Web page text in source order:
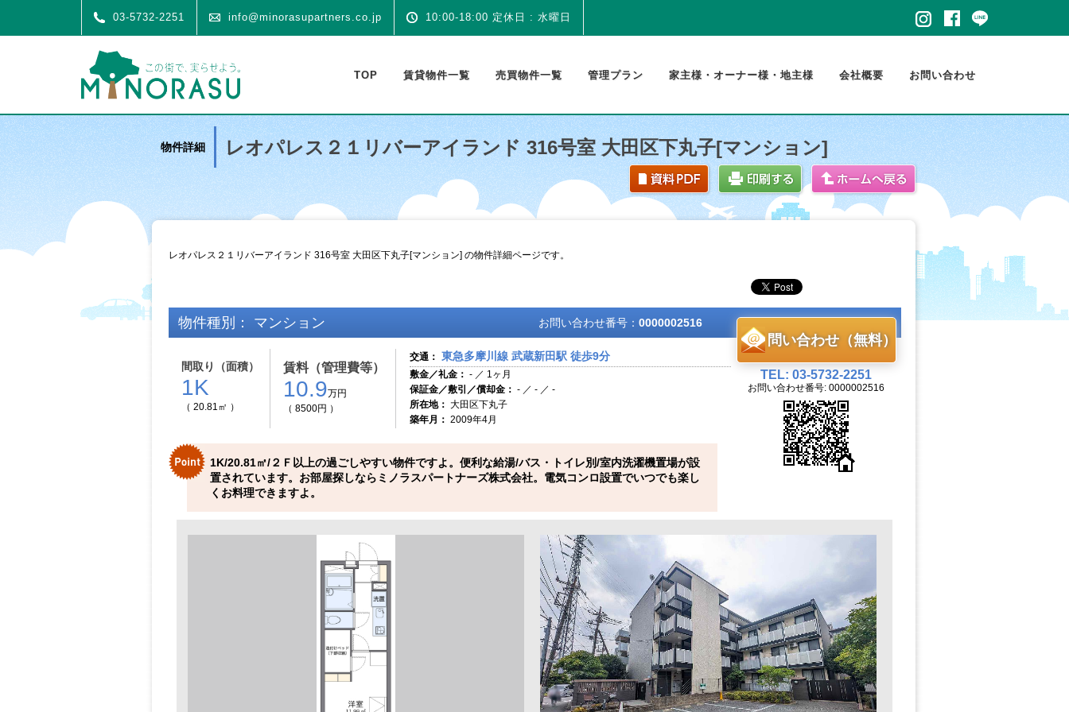
03-5732-2251 info@minorasupartners.co.jp 10:00-18:00 定休日 : 水曜日
TOP 賃貸物件一覧 売買物件一覧 管理プラン 家主様・オーナー様・地主様 会社概要 お問い合わせ
物件詳細 レオパレス２１リバーアイランド 316号室 大田区下丸子[マンション]
レオパレス２１リバーアイランド 316号室 大田区下丸子[マンション] の物件詳細ページです。
物件種別： マンション お問い合わせ番号： 0000002516
間取り（面積）
1K
（ 20.81㎡ ）
賃料（管理費等）
10.9万円
（ 8500円 ）
交通： 東急多摩川線 武蔵新田駅 徒歩9分
敷金／礼金： - ／ 1ヶ月
保証金／敷引／償却金： - ／ - ／ -
所在地： 大田区下丸子
築年月： 2009年4月
1K/20.81㎡/２Ｆ以上の過ごしやすい物件ですよ。便利な給湯/バス・トイレ別/室内洗濯機置場が設
置されています。お部屋探しならミノラスパートナーズ株式会社。電気コンロ設置でいつでも楽し
くお料理できますよ。
問い合わせ（無料）
TEL: 03-5732-2251
お問い合わせ番号: 0000002516